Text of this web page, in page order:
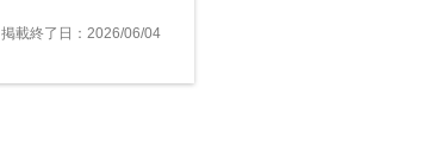
掲載終了日：2026/06/04